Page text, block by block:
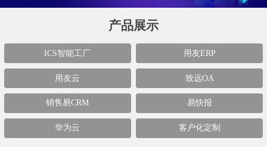
产品展示
ICS智能工厂 用友ERP
用友云 致远OA
销售易CRM 易快报
华为云 客户化定制